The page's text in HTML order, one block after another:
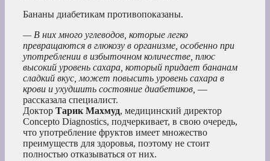
Бананы диабетикам противопоказаны.
— В них много углеводов, которые легко
превращаются в глюкозу в организме, особенно при
употреблении в избыточном количестве, плюс
высокий уровень сахара, который придает бананам
сладкий вкус, может повысить уровень сахара в
крови и ухудшить состояние диабетиков, —
рассказала специалист.
Доктор Тарик Махмуд, медицинский директор
Concepto Diagnostics, подчеркивает, в свою очередь,
что употребление фруктов имеет множество
преимуществ для здоровья, поэтому не стоит
полностью отказываться от них.